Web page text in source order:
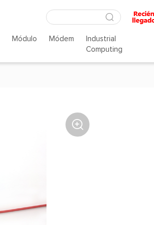
Módulo Módem
Industrial
Computing
